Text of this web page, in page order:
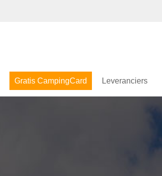
Gratis CampingCard Leveranciers